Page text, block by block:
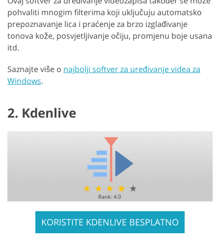
pohvaliti mnogim filterima koji uključuju automatsko
prepoznavanje lica i praćenje za brzo izglađivanje
tonova kože, posvjetljivanje očiju, promjenu boje usana
itd.
Saznajte više o najbolji softver za uređivanje videa za
Windows.
2. Kdenlive
KORISTITE KDENLIVE BESPLATNO